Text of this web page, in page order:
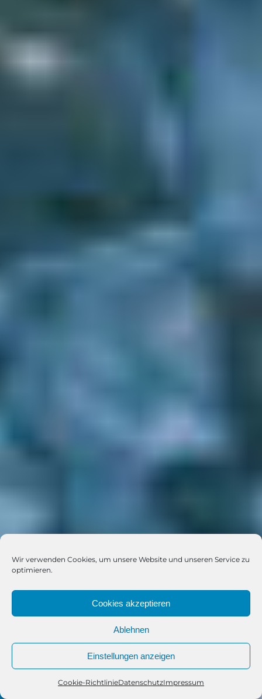
Wir verwenden Cookies, um unsere Website und unseren Service zu
optimieren.
Cookies akzeptieren
Ablehnen
Einstellungen anzeigen
Cookie-RichtlinieDatenschutzImpressum
Telefon Kontakt WhatsApp